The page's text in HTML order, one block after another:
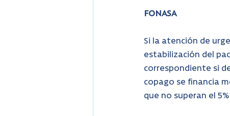
FONASA
Si la atención de
estabilización del
correspondiente si
copago se financia
que no superan el